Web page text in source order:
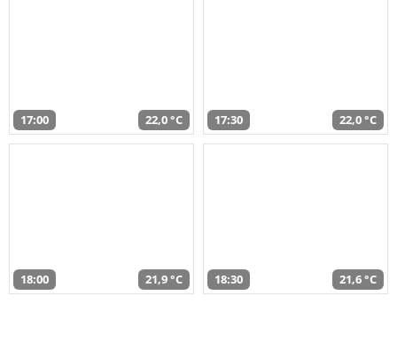
17:00 22,0 °C 17:30 22,0 °C
18:00 21,9 °C 18:30 21,6 °C